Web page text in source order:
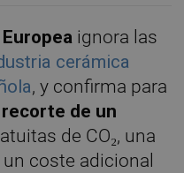
ignora las
cerámica
, y confirma para
de un
de CO₂, una
coste adicional